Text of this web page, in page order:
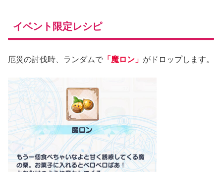
イベント限定レシピ
厄災の討伐時、ランダムで 「魔ロン」 がドロップします。